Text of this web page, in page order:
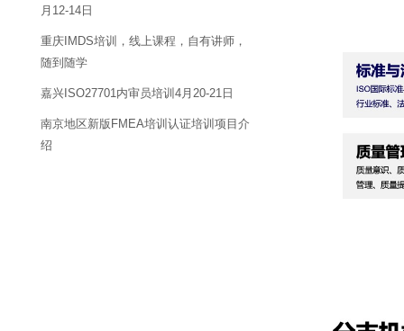
月12-14日
重庆IMDS培训，线上课程，自有讲师，
随到随学
嘉兴ISO27701内审员培训4月20-21日
南京地区新版FMEA培训认证培训项目介
绍